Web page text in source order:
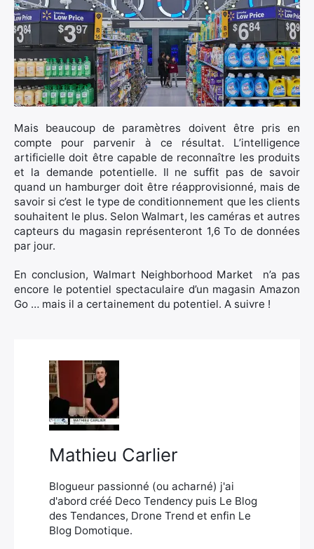
Mais beaucoup de paramètres doivent être pris en
compte pour parvenir à ce résultat. L’intelligence
artificielle doit être capable de reconnaître les produits
et la demande potentielle. Il ne suffit pas de savoir
quand un hamburger doit être réapprovisionné, mais de
savoir si c’est le type de conditionnement que les clients
souhaitent le plus. Selon Walmart, les caméras et autres
capteurs du magasin représenteront 1,6 To de données
par jour.
En conclusion, Walmart Neighborhood Market n’a pas
encore le potentiel spectaculaire d’un magasin Amazon
Go … mais il a certainement du potentiel. A suivre !
Mathieu Carlier
Blogueur passionné (ou acharné) j'ai
d'abord créé Deco Tendency puis Le Blog
des Tendances, Drone Trend et enfin Le
Blog Domotique.